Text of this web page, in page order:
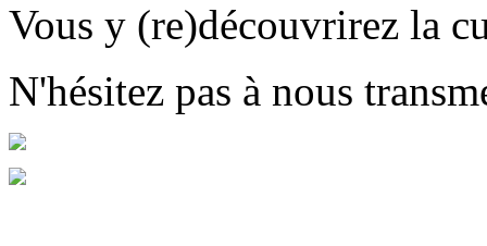
Vous y (re)découvrirez la
N'hésitez pas à nous